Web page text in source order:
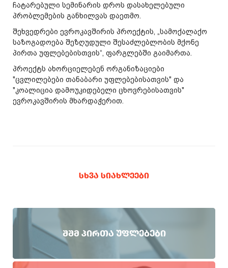
ჩატარებული სემინარის დროს დასახელებული
პრობლემების განხილვას დაეთმო.
შეხვედრები ევროკავშირის პროექტის, „სამოქალაქო
საზოგადოება შეზღუდული შესაძლებლობის მქონე
პირთა უფლებებისთვის“, ფარგლებში გაიმართა.
პროექტს ახორციელებენ ორგანიზაციები
"ცვლილებები თანაბარი უფლებებისათვის" და
"კოალიცია დამოუკიდებელი ცხოვრებისათვის"
ევროკავშირის მხარდაჭერით.
ᲡᲮᲕᲐ ᲡᲘᲐᲮᲚᲔᲔᲑᲘ
ᲨᲨᲛ ᲞᲘᲠᲗᲐ ᲣᲤᲚᲔᲑᲔᲑᲘ